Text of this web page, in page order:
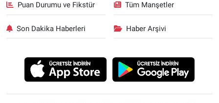
Puan Durumu ve Fikstür Tüm Manşetler
Son Dakika Haberleri Haber Arşivi